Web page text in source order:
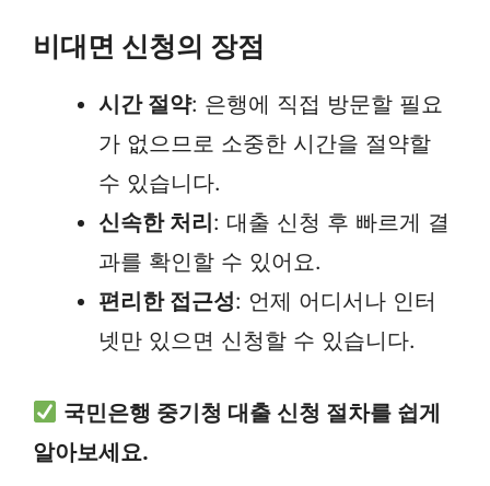
비대면 신청의 장점
시간 절약: 은행에 직접 방문할 필요
가 없으므로 소중한 시간을 절약할
수 있습니다.
신속한 처리: 대출 신청 후 빠르게 결
과를 확인할 수 있어요.
편리한 접근성: 언제 어디서나 인터
넷만 있으면 신청할 수 있습니다.
국민은행 중기청 대출 신청 절차를 쉽게
알아보세요.